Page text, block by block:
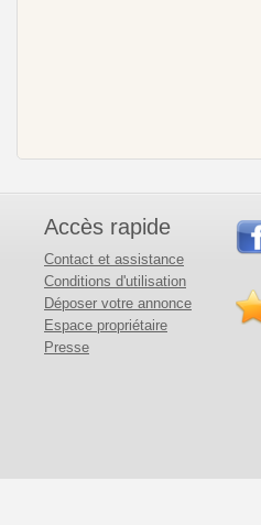
Accès rapide
Contact et assistance
Conditions d'utilisation
Déposer votre annonce
Espace propriétaire
Presse